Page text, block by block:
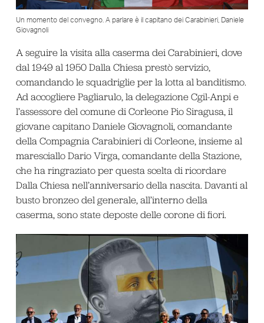
Un momento del convegno. A parlare è il capitano dei Carabinieri, Daniele
Giovagnoli
A seguire la visita alla caserma dei Carabinieri, dove
dal 1949 al 1950 Dalla Chiesa prestò servizio,
comandando le squadriglie per la lotta al banditismo.
Ad accogliere Pagliarulo, la delegazione Cgil-Anpi e
l’assessore del comune di Corleone Pio Siragusa, il
giovane capitano Daniele Giovagnoli, comandante
della Compagnia Carabinieri di Corleone, insieme al
maresciallo Dario Virga, comandante della Stazione,
che ha ringraziato per questa scelta di ricordare
Dalla Chiesa nell’anniversario della nascita. Davanti al
busto bronzeo del generale, all’interno della
caserma, sono state deposte delle corone di fiori.